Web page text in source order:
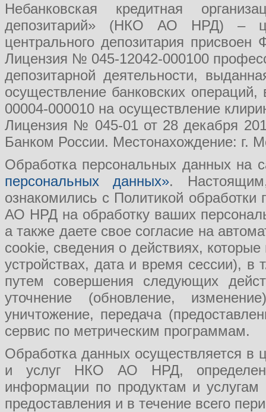
Небанковская кредитная
депозитарий» (НКО АО НРД) –
центрального депозитария
Лицензия № 045-12042-000100
депозитарной деятельности,
осуществление банковских
00004-000010 на осуществление
Лицензия № 045-01 от 28 декабря
Банком России. Местонахождение: г.
Обработка персональных данных на
персональных данных».
ознакомились с Политикой
АО НРД на обработку ваших
а также даете свое согласие на
cookie, сведения о действиях,
устройствах, дата и время сессии), в
путем совершения следующих
уточнение (обновление,
уничтожение, передача
сервис по метрическим программам.
Обработка данных осуществляется в
и услуг НКО АО НРД, определения
информации по продуктам и
предоставления и в течение всего